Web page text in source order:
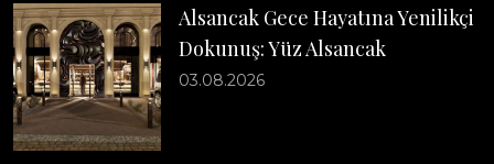
Alsancak Gece Hayatına Yenilikçi
Dokunuş: Yüz Alsancak
03.08.2026